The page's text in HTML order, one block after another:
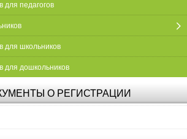
для педагогов
для школьников
для дошкольников
О РЕГИСТРАЦИИ